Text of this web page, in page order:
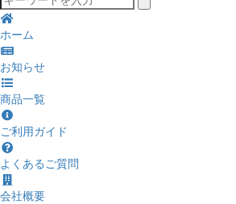
ホーム
お知らせ
商品一覧
ご利用ガイド
よくあるご質問
会社概要